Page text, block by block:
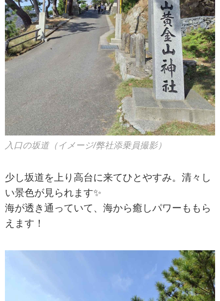
入口の坂道（イメージ/弊社添乗員撮影）
少し坂道を上り高台に来てひとやすみ。清々し
い景色が見られます✨
海が透き通っていて、海から癒しパワーももら
えます！